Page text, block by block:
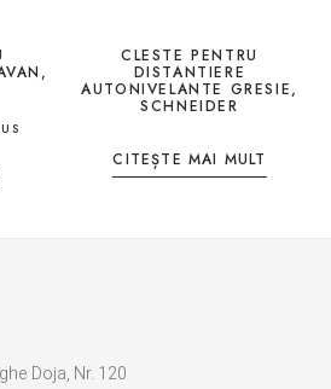
CLESTE PENTRU
DISTANTIERE
AUTONIVELANTE GRESIE,
SCHNEIDER
CITEȘTE MAI MULT
Doja, Nr. 120